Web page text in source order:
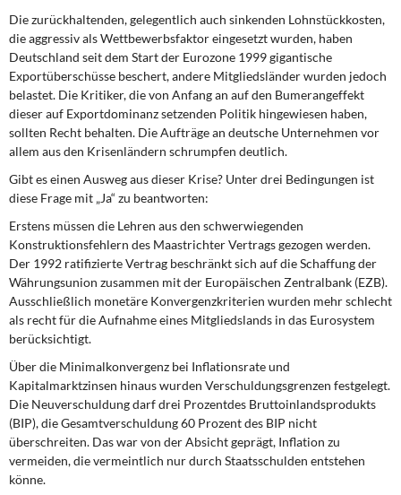
Eurokrise und Griechenland
DIE LINKE
Weitere Themen
Memo-Gruppe
Institut Solidarische Moderne
Rosa-Luxemburg-Stiftung
Über mich
Kontakt
Die zurückhaltenden, gelegentlich auch sinkenden Lohnstückkosten,
die aggressiv als Wettbewerbsfaktor eingesetzt wurden, haben
Deutschland seit dem Start der Eurozone 1999 gigantische
Exportüberschüsse beschert, andere Mitgliedsländer wurden jedoch
belastet. Die Kritiker, die von Anfang an auf den Bumerangeffekt
dieser auf Exportdominanz setzenden Politik hingewiesen haben,
sollten Recht behalten. Die Aufträge an deutsche Unternehmen vor
allem aus den Krisenländern schrumpfen deutlich.
Gibt es einen Ausweg aus dieser Krise? Unter drei Bedingungen ist
diese Frage mit „Ja“ zu beantworten:
Erstens müssen die Lehren aus den schwerwiegenden
Konstruktionsfehlern des Maastrichter Vertrags gezogen werden.
Der 1992 ratifizierte Vertrag beschränkt sich auf die Schaffung der
Währungsunion zusammen mit der Europäischen Zentralbank (EZB).
Ausschließlich monetäre Konvergenzkriterien wurden mehr schlecht
als recht für die Aufnahme eines Mitgliedslands in das Eurosystem
berücksichtigt.
Über die Minimalkonvergenz bei Inflationsrate und
Kapitalmarktzinsen hinaus wurden Verschuldungsgrenzen festgelegt.
Die Neuverschuldung darf drei Prozentdes Bruttoinlandsprodukts
(BIP), die Gesamtverschuldung 60 Prozent des BIP nicht
überschreiten. Das war von der Absicht geprägt, Inflation zu
vermeiden, die vermeintlich nur durch Staatsschulden entstehen
könne.